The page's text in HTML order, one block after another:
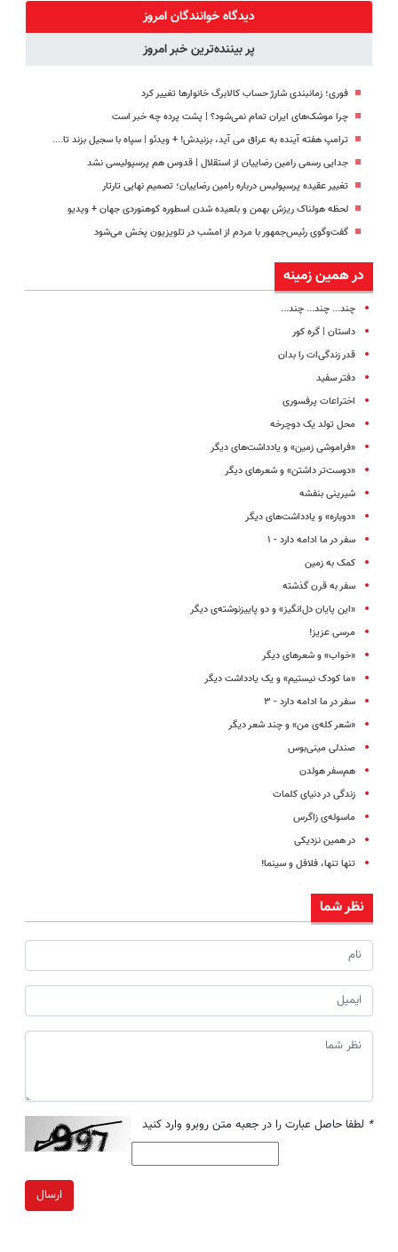
رایگان+پرداخت
اقساطی😍
«فرم پر کن»
(◂پرسش‌نامه
دیدگاه خوانندگان امروز
پر بیننده‌ترین خبر امروز
فوری؛ زمانبندی‌ شارژ حساب کالابرگ خانوارها تغییر کرد
چرا موشک‌های ایران تمام نمی‌شود؟ | پشت پرده چه خبر است
ترامپ هفته آینده به عراق می آید، بزنیدش! + ویدئو | سپاه با سجیل بزند تا....
جدایی رسمی رامین رضاییان از استقلال | قدوس هم پرسپولیسی نشد
تغییر عقیده پرسپولیس درباره رامین رضاییان؛ تصمیم نهایی تارتار
لحظه هولناک ریزش بهمن و بلعیده شدن اسطوره کوهنوردی جهان + ویدیو
گفت‌وگوی رئیس‌جمهور با مردم از امشب در تلویزیون پخش می‌شود
در همین زمینه
چند... چند... چند...
داستان | گره کور
قدر زندگی‌ات را بدان
دفتر سفید
اختراعات پرفسوری
محل تولد یک دوچرخه
«فراموشی زمین» و یادداشت‌های دیگر
«دوست‌تر داشتن» و شعرهای دیگر
شیرینی بنفشه
«دوباره» و یادداشت‌های دیگر
سفر در ما ادامه دارد - ۱
کمک به زمین
سفر به قرن گذشته
«این پایان دل‌انگیز» و دو پاییز‌نوشته‌ی دیگر
مرسی عزیز!
«خواب» و شعرهای دیگر
«ما کودک نیستیم» و یک یادداشت دیگر
سفر در ما ادامه دارد - ۳
«شعر کله‌ی من» و چند شعر دیگر
صندلی مینی‌بوس
هم‌سفر هولدن
زندگی در دنیای کلمات
ماسوله‌ی زاگرس
در همین نزدیکی
تنها تنها، فلافل و سینما!
نظر شما
* لطفا حاصل عبارت را در جعبه متن روبرو وارد کنید
ارسال